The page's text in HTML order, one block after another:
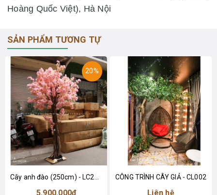
Hoàng Quốc Việt), Hà Nội
SẢN PHẨM TƯƠNG TỰ
20%
5.900.000₫
CÔNG TRÌNH CÂY GIẢ - CL002
Liên hệ